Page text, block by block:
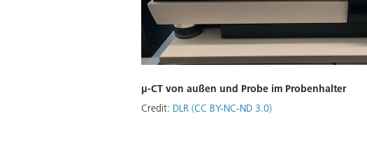
µ-CT von außen und Probe im Probenhalter
Credit: DLR (CC BY-NC-ND 3.0)